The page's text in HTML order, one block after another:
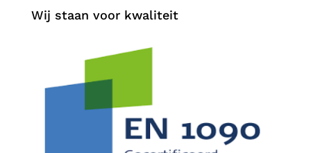
Wij staan voor kwaliteit